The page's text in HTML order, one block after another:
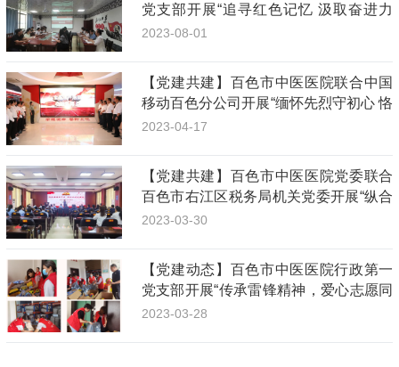
党支部开展“追寻红色记忆 汲取奋进力
量”主题党日活动
2023-08-01
【党建共建】百色市中医医院联合中国
移动百色分公司开展“缅怀先烈守初心 恪
守清廉葆本色”联学共建主题党日活动
2023-04-17
【党建共建】百色市中医医院党委联合
百色市右江区税务局机关党委开展“纵合
横通强党建 医税共建护健康”党建共建活
2023-03-30
【党建动态】百色市中医医院行政第一
党支部开展“传承雷锋精神，爱心志愿同
行”主题党日活动
2023-03-28